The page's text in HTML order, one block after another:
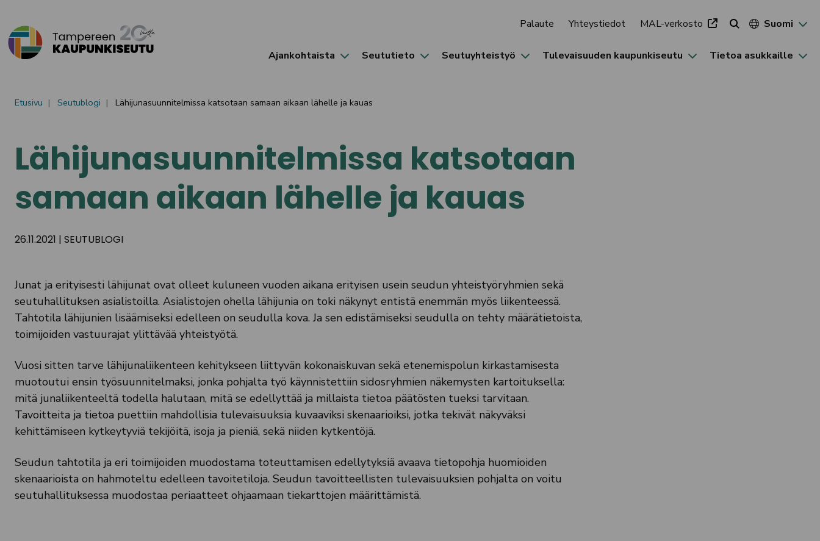
Palaute
Yhteystiedot MAL-verkosto Suomi
Ajankohtaista Seututieto Seutuyhteistyö Tulevaisuuden kaupunkiseutu Tietoa asukkaille
Etusivu Seutublogi Lähijunasuunnitelmissa katsotaan samaan aikaan lähelle ja kauas
Lähijunasuunnitelmissa katsotaan
samaan aikaan lähelle ja kauas
26.11.2021 | SEUTUBLOGI
Junat ja erityisesti lähijunat ovat olleet kuluneen vuoden aikana erityisen usein seudun yhteistyöryhmien sekä
seutuhallituksen asialistoilla. Asialistojen ohella lähijunia on toki näkynyt entistä enemmän myös liikenteessä.
Tahtotila lähijunien lisäämiseksi edelleen on seudulla kova. Ja sen edistämiseksi seudulla on tehty määrätietoista,
toimijoiden vastuurajat ylittävää yhteistyötä.
Vuosi sitten tarve lähijunaliikenteen kehitykseen liittyvän kokonaiskuvan sekä etenemispolun kirkastamisesta
muotoutui ensin työsuunnitelmaksi, jonka pohjalta työ käynnistettiin sidosryhmien näkemysten kartoituksella:
mitä junaliikenteeltä todella halutaan, mitä se edellyttää ja millaista tietoa päätösten tueksi tarvitaan.
Tavoitteita ja tietoa puettiin mahdollisia tulevaisuuksia kuvaaviksi skenaarioiksi, jotka tekivät näkyväksi
kehittämiseen kytkeytyviä tekijöitä, isoja ja pieniä, sekä niiden kytkentöjä.
Seudun tahtotila ja eri toimijoiden muodostama toteuttamisen edellytyksiä avaava tietopohja huomioiden
skenaarioista on hahmoteltu edelleen tavoitetiloja. Seudun tavoitteellisten tulevaisuuksien pohjalta on voitu
seutuhallituksessa muodostaa periaatteet ohjaamaan tiekarttojen määrittämistä.